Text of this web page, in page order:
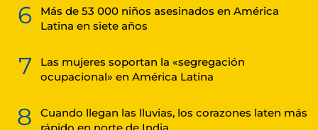
6
Más de 53 000 niños asesinados en América
Latina en siete años
7
Las mujeres soportan la «segregación
ocupacional» en América Latina
8
Cuando llegan las lluvias, los corazones laten más